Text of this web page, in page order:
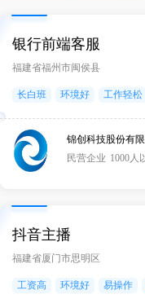
银行前端客服
福建省福州市闽侯县
长白班 环境好 工作轻松
提供房补
带薪年假
锦创科技股份有
民营企业 1000人
抖音主播
福建省厦门市思明区
工资高 环境好 易操作